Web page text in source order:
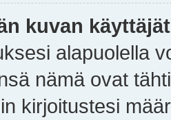
kuvan
alapuolella
nämä ovat
kirjoitustesi